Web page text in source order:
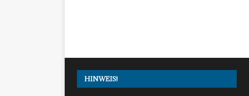
HINWEIS!